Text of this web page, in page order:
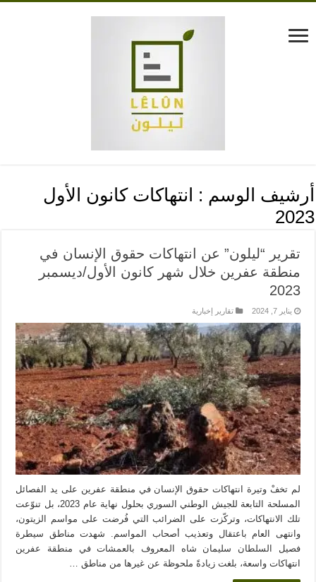
أرشيف الوسم : انتهاكات كانون الأول
2023
تقرير “ليلون” عن انتهاكات حقوق الإنسان في
منطقة عفرين خلال شهر كانون الأول/ديسمبر
2023
يناير 7, 2024 تقارير إخبارية
لم تخفْ وتيرة انتهاكات حقوق الإنسان في منطقة عفرين على يد الفصائل
المسلحة التابعة للجيش الوطني السوري بحلول نهاية عام 2023، بل تنوّعت
تلك الانتهاكات، وتركّزت على الضرائب التي فُرضت على مواسم الزيتون،
وانتهى العام باعتقال وتعذيب أصحاب المواسم. شهدت مناطق سيطرة
فصيل السلطان سليمان شاه المعروف بالعمشات في منطقة عفرين
انتهاكات واسعة، بلغت زيادةً ملحوظة عن غيرها من مناطق …